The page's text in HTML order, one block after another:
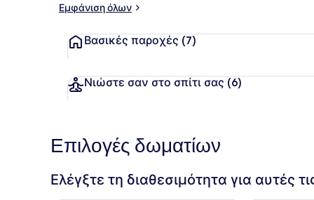
Εμφάνιση όλων
Βασικές παροχές (7)
Νιώστε σαν στο σπίτι σας (6)
Επιλογές δωματίων
Ελέγξτε τη διαθεσιμότητα για αυτές